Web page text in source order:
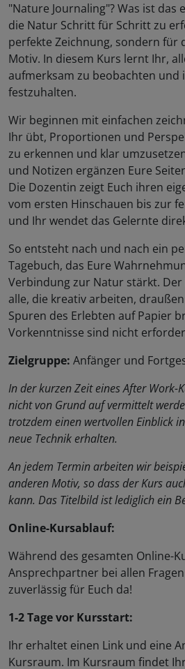
"Nature Journaling"? Was ist das
die Natur Schritt für Schritt zu
perfekte Zeichnung, sondern für
Motiv. In diesem Kurs lernt Ihr,
aufmerksam zu beobachten und
festzuhalten.
Wir beginnen mit einfachen
Ihr übt, Proportionen und
zu erkennen und klar
und Notizen ergänzen Eure
Die Dozentin zeigt Euch ihren
vom ersten Hinschauen bis zur
und Ihr wendet das Gelernte
So entsteht nach und nach ein
Tagebuch, das Eure
Verbindung zur Natur stärkt.
alle, die kreativ arbeiten,
Spuren des Erlebten auf Papier
Vorkenntnisse sind nicht
Zielgruppe: Anfänger und
In der kurzen Zeit eines After Work-
nicht von Grund auf vermittelt
trotzdem einen wertvollen Einblick
neue Technik erhalten.
An jedem Termin arbeiten wir
anderen Motiv, so dass der Kurs
kann. Das Titelbild ist lediglich ein
Online-Kursablauf:
Während des gesamten Online-
Ansprechpartner bei allen
zuverlässig für Euch da!
1-2 Tage vor Kursstart:
Ihr erhaltet einen Link und eine
Kursraum. Im Kursraum findet